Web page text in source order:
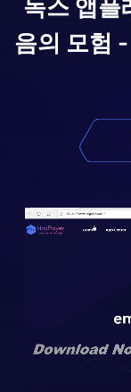
녹스 앱플
음의 모험